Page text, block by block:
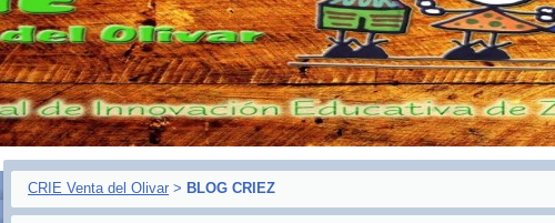
CRIE Venta del Olivar > BLOG CRIEZ